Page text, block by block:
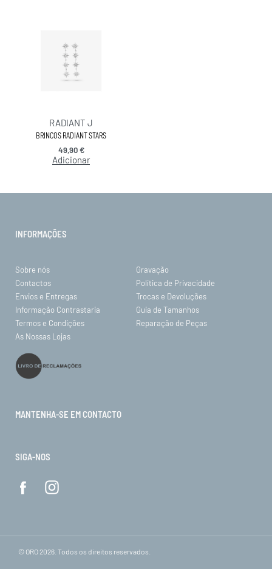
RADIANT J
BRINCOS RADIANT STARS
49,90€
Adicionar
INFORMAÇÕES
Sobre nós
Gravação
Contactos
Política de Privacidade
Envios e Entregas
Trocas e Devoluções
Informação Contrastaria
Guia de Tamanhos
Termos e Condições
Reparação de Peças
As Nossas Lojas
MANTENHA-SE EM CONTACTO
SIGA-NOS
© ORO 2026. Todos os direitos reservados.